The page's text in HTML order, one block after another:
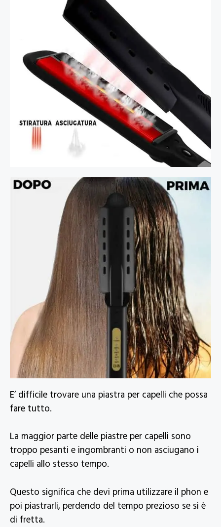
E’ difficile trovare una piastra per capelli che possa
fare tutto.
La maggior parte delle piastre per capelli sono
troppo pesanti e ingombranti o non asciugano i
capelli allo stesso tempo.
Questo significa che devi prima utilizzare il phon e
poi piastrarli, perdendo del tempo prezioso se si è
di fretta.